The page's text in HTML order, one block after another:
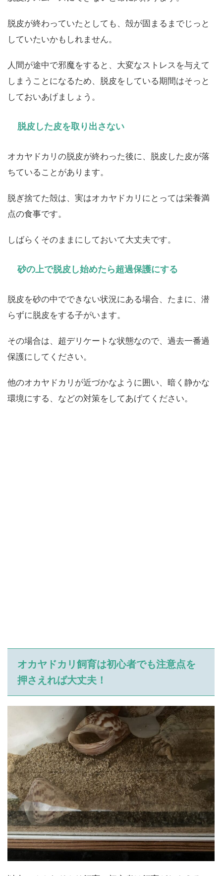
脱皮が終わっていたとしても、殻が固まるまでじっと
していたいかもしれません。
人間が途中で邪魔をすると、大変なストレスを与えて
しまうことになるため、脱皮をしている期間はそっと
しておいあげましょう。
脱皮した皮を取り出さない
オカヤドカリの脱皮が終わった後に、脱皮した皮が落
ちていることがあります。
脱ぎ捨てた殻は、実はオカヤドカリにとっては栄養満
点の食事です。
しばらくそのままにしておいて大丈夫です。
砂の上で脱皮し始めたら超過保護にする
脱皮を砂の中でできない状況にある場合、たまに、潜
らずに脱皮をする子がいます。
その場合は、超デリケートな状態なので、過去一番過
保護にしてください。
他のオカヤドカリが近づかなように囲い、暗く静かな
環境にする、などの対策をしてあげてください。
オカヤドカリ飼育は初心者でも注意点を
押さえれば大丈夫！